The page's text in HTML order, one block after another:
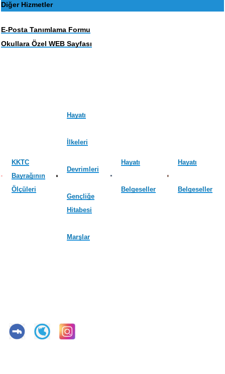
Diğer Hizmetler
E-Posta Tanımlama Formu
Okullara Özel WEB Sayfası
KKTC
Bayrağının
Ölçüleri
Hayatı
İlkeleri
Devrimleri
Gençliğe
Hitabesi
Marşlar
Hayatı
Belgeseller
Hayatı
Belgeseller